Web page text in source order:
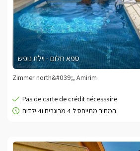
ספא חלום - וילת נופש
Zimmer north&#039;, Amirim